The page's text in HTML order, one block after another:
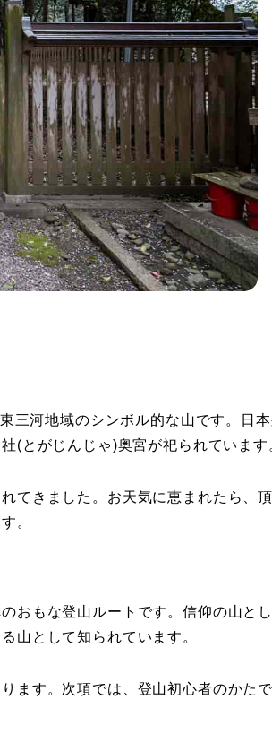
三河地域のシンボル的な山です。日
(とがじんじゃ)奥宮が祀られています
てきました。お天気に恵まれたら、
。
おもな登山ルートです。信仰の山と
山として知られています。
ます。次項では、登山初心者のかた